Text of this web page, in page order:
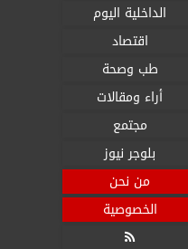
الداخلية اليوم
اقتصاد
طب وصحة
أراء ومقالات
مجتمع
بلوجر نيوز
من نحن
الخصوصية
